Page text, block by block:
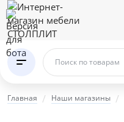
Поиск по товарам
Главная Наши магазины